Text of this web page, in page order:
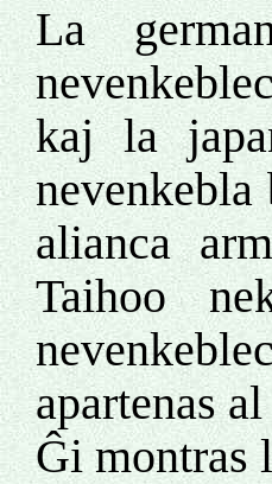
La
kaj la
alianca
Taihoo
apartenas
Ĝi montras